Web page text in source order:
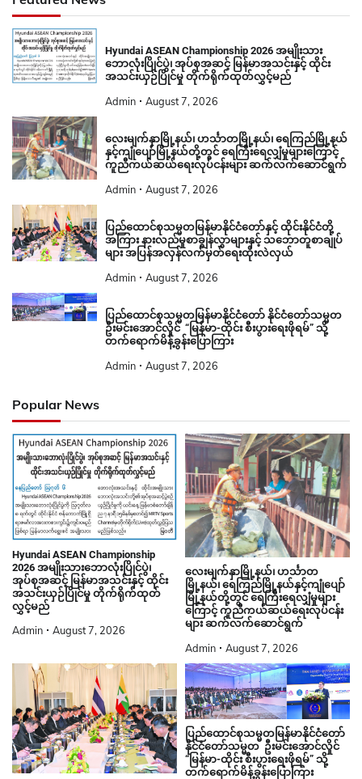
Hyundai ASEAN Championship 2026 အမျိုးသား
ဘောလုံးပြိုင်ပွဲ၊ အုပ်စုအဆင့် မြန်မာအသင်းနှင့် ထိုင်း
အသင်းယှဉ်ပြိုင်မှု တိုက်ရိုက်ထုတ်လွှင့်မည်
Admin August 7, 2026
လေးမျက်နှာမြို့နယ်၊ ဟင်္သာတမြို့နယ်၊ ရေကြည်မြို့နယ်
နှင့်ကျုံပျော်မြို့နယ်တို့တွင် ရေကြီးရေလျှံမှုများကြောင့်
ကူညီကယ်ဆယ်ရေးလုပ်ငန်းများ ဆက်လက်ဆောင်ရွက်
Admin August 7, 2026
ပြည်ထောင်စုသမ္မတမြန်မာနိုင်ငံတော်နှင့် ထိုင်းနိုင်ငံတို့
အကြား နားလည်မှုစာချွန်လွှာများနှင့် သဘောတူစာချုပ်
များ အပြန်အလှန်လက်မှတ်ရေးထိုးလဲလှယ်
Admin August 7, 2026
ပြည်ထောင်စုသမ္မတမြန်မာနိုင်ငံတော် နိုင်ငံတော်သမ္မတ
ဦးမင်းအောင်လှိုင် “မြန်မာ-ထိုင်း စီးပွားရေးဖိုရမ်” သို့
တက်ရောက်မိန့်ခွန်းပြောကြား
Admin August 7, 2026
Popular News
Hyundai ASEAN Championship
2026 အမျိုးသားဘောလုံးပြိုင်ပွဲ၊
အုပ်စုအဆင့် မြန်မာအသင်းနှင့် ထိုင်း
အသင်းယှဉ်ပြိုင်မှု တိုက်ရိုက်ထုတ်
လွှင့်မည်
Admin August 7, 2026
လေးမျက်နှာမြို့နယ်၊ ဟင်္သာတ
မြို့နယ်၊ ရေကြည်မြို့နယ်နှင့်ကျုံပျော်
မြို့နယ်တို့တွင် ရေကြီးရေလျှံမှုများ
ကြောင့် ကူညီကယ်ဆယ်ရေးလုပ်ငန်း
များ ဆက်လက်ဆောင်ရွက်
Admin August 7, 2026
ပြည်ထောင်စုသမ္မတမြန်မာနိုင်ငံတော်
နိုင်ငံတော်သမ္မတ ဦးမင်းအောင်လှိုင်
“မြန်မာ-ထိုင်း စီးပွားရေးဖိုရမ်” သို့
တက်ရောက်မိန့်ခွန်းပြောကြား